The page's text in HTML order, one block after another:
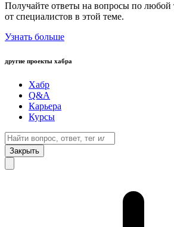
Получайте ответы на вопросы по любой
от специалистов в этой теме.
Узнать больше
другие проекты хабра
Хабр
Q&A
Карьера
Курсы
Закрыть